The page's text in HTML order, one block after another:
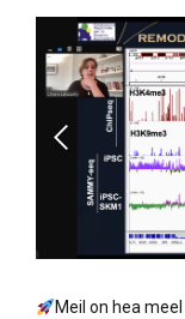
Meil on hea